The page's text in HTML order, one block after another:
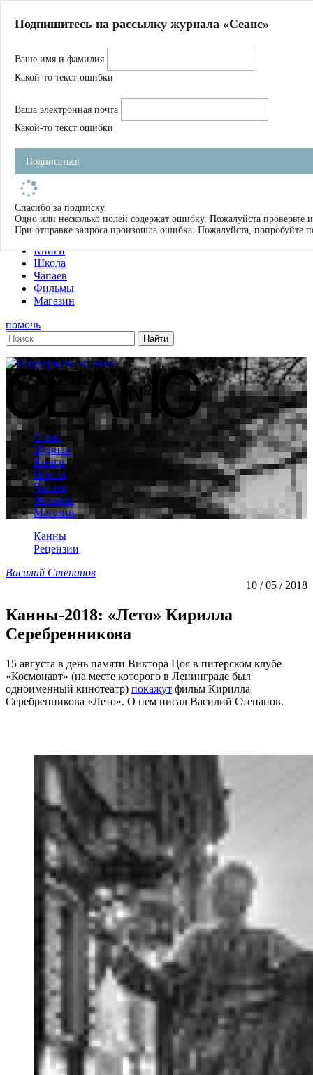
Магазин
Журнал
Школа
Устав
Фильмы
Имена
Тэги
О нас
Журнал
Книги
Школа
Чапаев
Фильмы
Магазин
помочь
О нас
Журнал
Книги
Школа
Чапаев
Фильмы
Магазин
Канны
Рецензии
Василий Степанов
10 / 05 / 2018
Канны-2018: «Лето» Кирилла
Серебренникова
15 августа в день памяти Виктора Цоя в питерском клубе
«Космонавт» (на месте которого в Ленинграде был
одноименный кинотеатр) покажут фильм Кирилла
Серебренникова «Лето». О нем писал Василий Степанов.
Подпишитесь на рассылку журнала «Сеанс»
Ваше имя и фамилия
Какой-то текст ошибки
Ваша электронная почта
Какой-то текст ошибки
Подписаться
Спасибо за подписку.
Одно или несколько полей содержат ошибку. Пожалуйста проверьте
При отправке запроса произошла ошибка. Пожалуйста, попробуйте